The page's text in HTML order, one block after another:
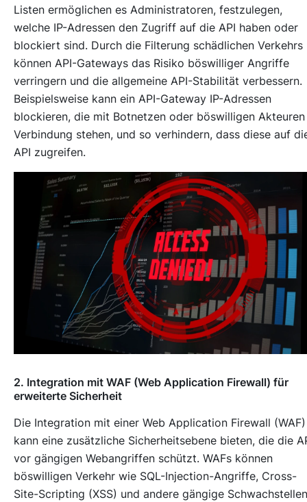
Listen ermöglichen es Administratoren, festzulegen,
welche IP-Adressen den Zugriff auf die API haben oder
blockiert sind. Durch die Filterung schädlichen Verkehrs
können API-Gateways das Risiko böswilliger Angriffe
verringern und die allgemeine API-Stabilität verbessern.
Beispielsweise kann ein API-Gateway IP-Adressen
blockieren, die mit Botnetzen oder böswilligen
Verbindung stehen, und so verhindern, dass diese auf
API zugreifen.
2. Integration mit WAF (Web Application Firewall) für
erweiterte Sicherheit
Die Integration mit einer Web Application Firewall (WAF)
kann eine zusätzliche Sicherheitsebene bieten, die die
vor gängigen Webangriffen schützt. WAFs können
böswilligen Verkehr wie SQL-Injection-Angriffe, Cross-
Site-Scripting (XSS) und andere gängige Schwachstellen